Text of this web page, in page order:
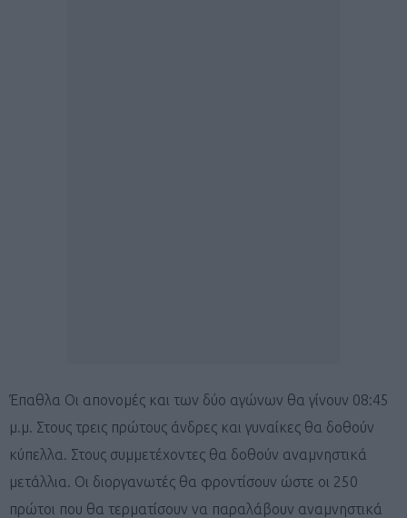
Έπαθλα Οι απονομές και των δύο αγώνων θα γίνουν 08:45
μ.μ. Στους τρεις πρώτους άνδρες και γυναίκες θα δοθούν
κύπελλα. Στους συμμετέχοντες θα δοθούν αναμνηστικά
μετάλλια. Οι διοργανωτές θα φροντίσουν ώστε οι 250
πρώτοι που θα τερματίσουν να παραλάβουν αναμνηστικά